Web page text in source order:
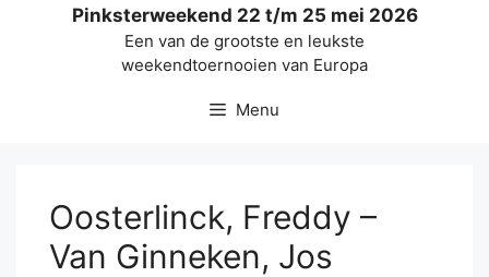
Pinksterweekend 22 t/m 25 mei 2026
Een van de grootste en leukste
weekendtoernooien van Europa
Menu
Oosterlinck, Freddy –
Van Ginneken, Jos